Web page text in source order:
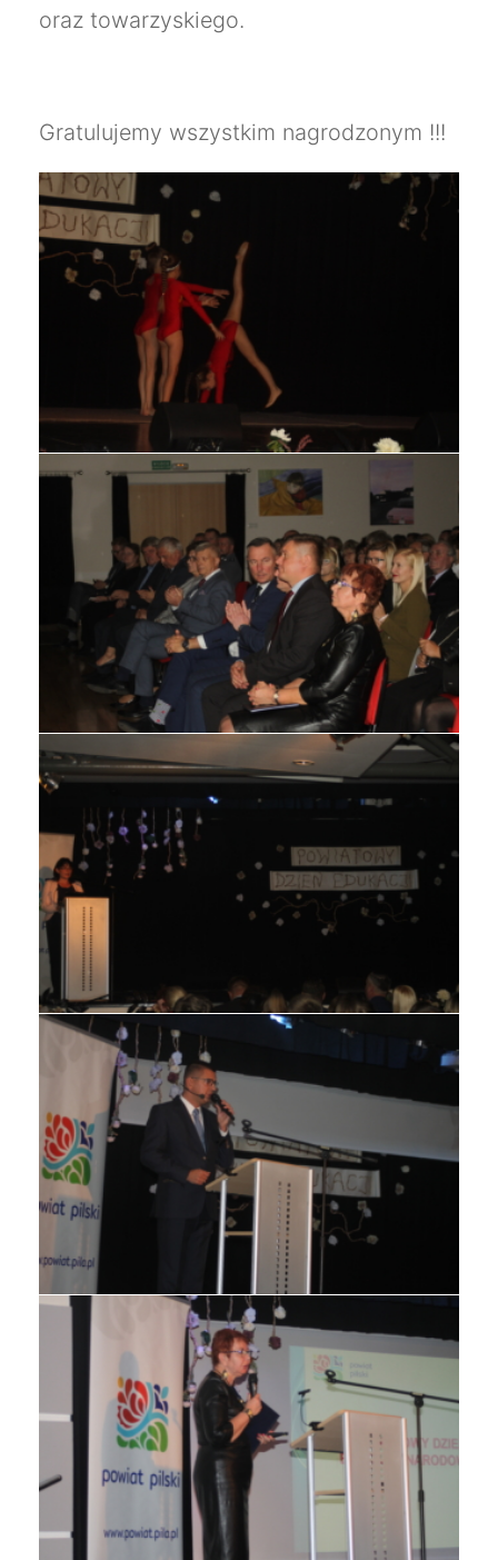
oraz towarzyskiego.
Gratulujemy wszystkim nagrodzonym !!!